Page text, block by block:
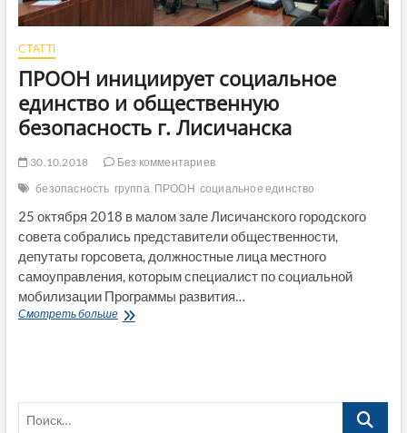
СТАТТІ
ПРООН инициирует социальное
единство и общественную
безопасность г. Лисичанска
30.10.2018
Без комментариев
безопасность группа ПРООН социальное единство
25 октября 2018 в малом зале Лисичанского городского
совета собрались представители общественности,
депутаты горсовета, должностные лица местного
самоуправления, которым специалист по социальной
мобилизации Программы развития…
Смотреть большеПРООН
Поиск…